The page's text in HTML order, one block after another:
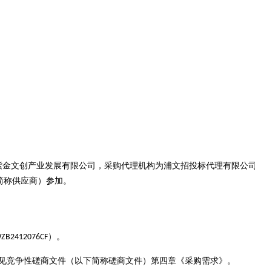
金文创产业发展有限公司 ， 采购代理机构为浦文招投标代理有限公司
称供应商）参加。
） 。
竞争性磋商文件 （ 以下简称磋商文件） 第四章《采购需求》 。